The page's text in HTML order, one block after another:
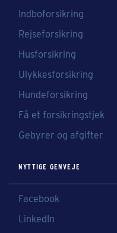
Indboforsikring
Rejseforsikring
Husforsikring
Ulykkesforsikring
Hundeforsikring
Få et forsikringstjek
Gebyrer og afgifter
NYTTIGE GENVEJE
Facebook
LinkedIn